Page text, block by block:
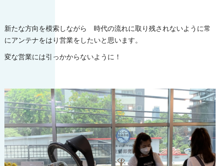
新たな方向を模索しながら 時代の流れに取り残されないように常
にアンテナをはり営業をしたいと思います。
変な営業には引っかからないように！